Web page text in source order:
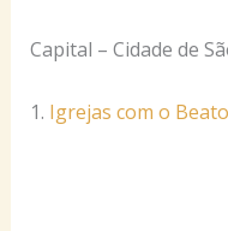
Capital – Cidade de
1. Igrejas com o